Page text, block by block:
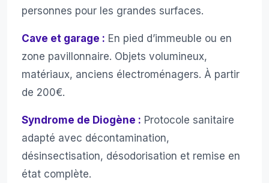
personnes pour les grandes surfaces.
Cave et garage : En pied d’immeuble ou en
zone pavillonnaire. Objets volumineux,
matériaux, anciens électroménagers. À partir
de 200€.
Syndrome de Diogène : Protocole sanitaire
adapté avec décontamination,
désinsectisation, désodorisation et remise en
état complète.